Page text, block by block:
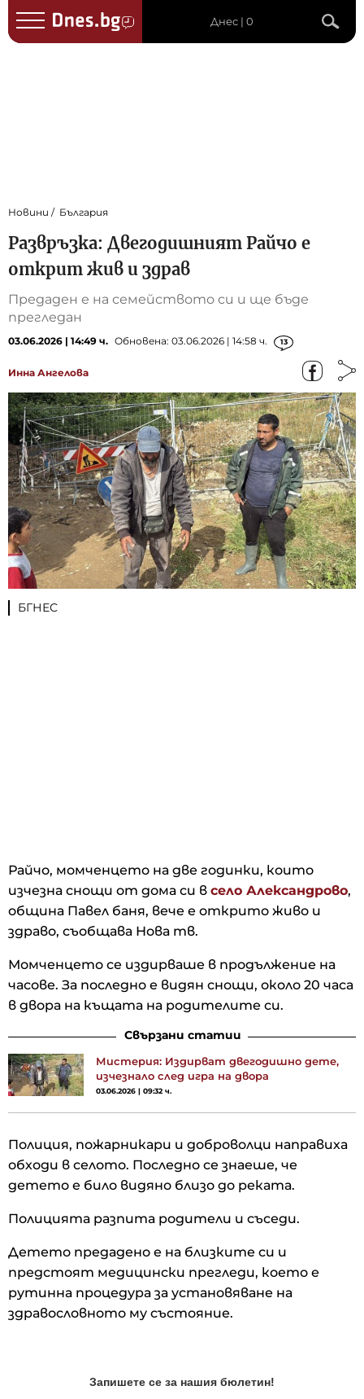
Днес | 0
Новини България
Развръзка: Двегодишният Райчо е
открит жив и здрав
Предаден е на семейството си и ще бъде
прегледан
03.06.2026 | 14:49 ч. Обновена: 03.06.2026 | 14:58 ч. 13
Инна Ангелова
БГНЕС
Райчо, момченцето на две годинки, които
изчезна снощи от дома си в село Александрово,
община Павел баня, вече е открито живо и
здраво, съобщава Нова тв.
Момченцето се издирваше в продължение на
часове. За последно е видян снощи, около 20 часа
в двора на къщата на родителите си.
Свързани статии
Мистерия: Издирват двегодишно дете,
изчезнало след игра на двора
03.06.2026 | 09:32 ч.
Полиция, пожарникари и доброволци направиха
обходи в селото. Последно се знаеше, че
детето е било видяно близо до реката.
Полицията разпита родители и съседи.
Детето предадено е на близките си и
предстоят медицински прегледи, което е
рутинна процедура за установяване на
здравословното му състояние.